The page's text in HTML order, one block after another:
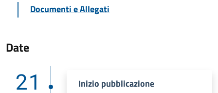
Documenti e Allegati
Date
21 Inizio pubblicazione